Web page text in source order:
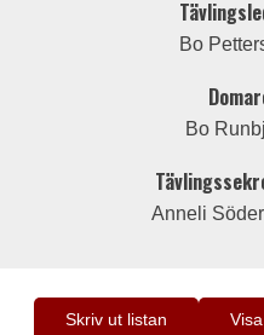
Bo
Bo
Anneli
Skriv ut listan